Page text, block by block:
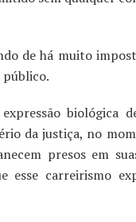
de há muito
público.
biológica
da justiça, no
presos em
esse carreirismo